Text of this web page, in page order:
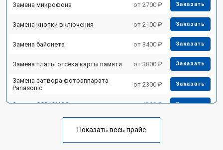
Замена микрофона от 2700 ₽ Заказать
Замена кнопки включения от 2100 ₽ Заказать
Замена байонета от 3400 ₽ Заказать
Замена платы отсека карты памяти от 3800 ₽ Заказать
Замена затвора фотоаппарата
Panasonic
от 2300 ₽ Заказать
Замена CCD/CMOS матрицы от 4300 ₽ Заказать
Показать весь прайс